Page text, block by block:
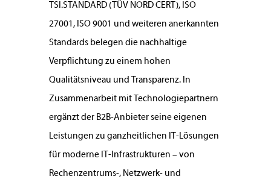
TSI.STANDARD (TÜV NORD CERT), ISO
27001, ISO 9001 und weiteren anerkannten
Standards belegen die nachhaltige
Verpflichtung zu einem hohen
Qualitätsniveau und Transparenz. In
Zusammenarbeit mit Technologiepartnern
ergänzt der B2B-Anbieter seine eigenen
Leistungen zu ganzheitlichen IT-Lösungen
für moderne IT-Infrastrukturen – von
Rechenzentrums-, Netzwerk- und